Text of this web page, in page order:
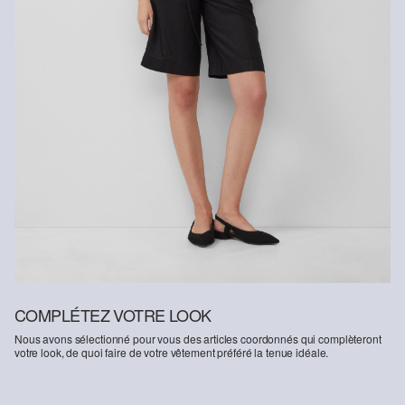
COMPLÉTEZ VOTRE LOOK
Nous avons sélectionné pour vous des articles coordonnés qui complèteront
votre look, de quoi faire de votre vêtement préféré la tenue idéale.